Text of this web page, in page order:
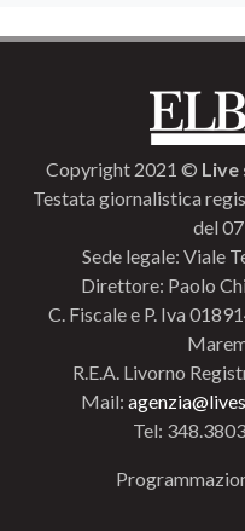
Copyright 2021 © Live
Testata giornalistica
del
Sede legale: Viale
Direttore: Paolo
C. Fiscale e P. Iva
R.E.A. Livorno
Mail:
Tel: